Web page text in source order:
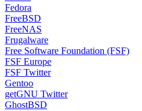
Fedora
FreeBSD
FreeNAS
Frugalware
Free Software Foundation (FSF)
FSF Europe
FSF Twitter
Gentoo
getGNU Twitter
GhostBSD